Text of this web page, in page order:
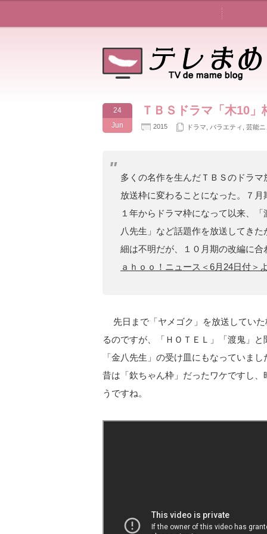
24
Jun
ＴＢＳドラマ「木10」
2015 ドラマ バラエティ 芸能ニ
多くの名作を生んだＴＢＳのドラ
放送枠に変わることになった。７
１年からドラマ枠になって以来、
八先生」など話題作を放送してき
細は不明だが、１０月期の改編に
ａｈｏｏ！ニュース＜6月24日付＞
先日まで「ヤメゴク」を放送していた
るのですが、「ＨＯＴＥＬ」「渡鬼」
「金八先生」の受け皿にもなっていま
昔は「欽ちゃん枠」だったワケですし
うですね。